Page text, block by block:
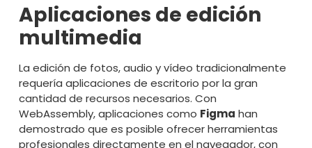
Aplicaciones de edición
multimedia
La edición de fotos, audio y vídeo tradicionalmente
requería aplicaciones de escritorio por la gran
cantidad de recursos necesarios. Con
WebAssembly, aplicaciones como Figma han
demostrado que es posible ofrecer herramientas
profesionales directamente en el navegador, con